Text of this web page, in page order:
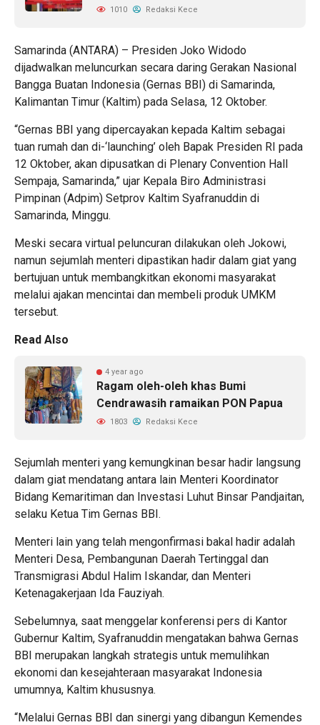
1010 Redaksi Kece
Samarinda (ANTARA) – Presiden Joko Widodo
dijadwalkan meluncurkan secara daring Gerakan Nasional
Bangga Buatan Indonesia (Gernas BBI) di Samarinda,
Kalimantan Timur (Kaltim) pada Selasa, 12 Oktober.
“Gernas BBI yang dipercayakan kepada Kaltim sebagai
tuan rumah dan di-‘launching’ oleh Bapak Presiden RI pada
12 Oktober, akan dipusatkan di Plenary Convention Hall
Sempaja, Samarinda,” ujar Kepala Biro Administrasi
Pimpinan (Adpim) Setprov Kaltim Syafranuddin di
Samarinda, Minggu.
Meski secara virtual peluncuran dilakukan oleh Jokowi,
namun sejumlah menteri dipastikan hadir dalam giat yang
bertujuan untuk membangkitkan ekonomi masyarakat
melalui ajakan mencintai dan membeli produk UMKM
tersebut.
Read Also
4 year ago
Ragam oleh-oleh khas Bumi
Cendrawasih ramaikan PON Papua
1803 Redaksi Kece
Sejumlah menteri yang kemungkinan besar hadir langsung
dalam giat mendatang antara lain Menteri Koordinator
Bidang Kemaritiman dan Investasi Luhut Binsar Pandjaitan,
selaku Ketua Tim Gernas BBI.
Menteri lain yang telah mengonfirmasi bakal hadir adalah
Menteri Desa, Pembangunan Daerah Tertinggal dan
Transmigrasi Abdul Halim Iskandar, dan Menteri
Ketenagakerjaan Ida Fauziyah.
Sebelumnya, saat menggelar konferensi pers di Kantor
Gubernur Kaltim, Syafranuddin mengatakan bahwa Gernas
BBI merupakan langkah strategis untuk memulihkan
ekonomi dan kesejahteraan masyarakat Indonesia
umumnya, Kaltim khususnya.
“Melalui Gernas BBI dan sinergi yang dibangun Kemendes